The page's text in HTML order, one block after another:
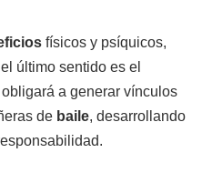
físicos y psíquicos,
último sentido es el
a generar vínculos
de baile, desarrollando